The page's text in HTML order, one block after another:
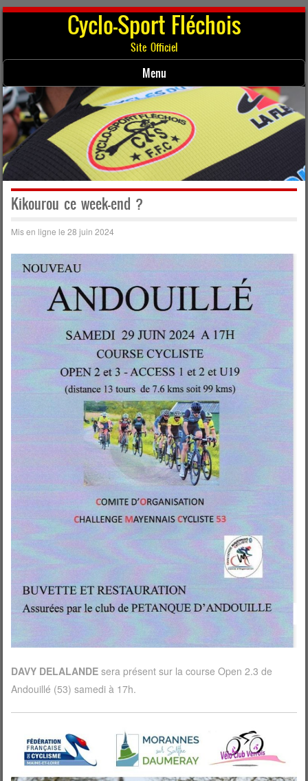
Cyclo-Sport Fléchois
Site Officiel
Menu
Skip to content
Kikourou ce week-end ?
Mis en ligne le 28 juin 2024
DAVY DELALANDEsera présent sur la course Open 2.3 de
Andouillé (53) samedi à 17h.